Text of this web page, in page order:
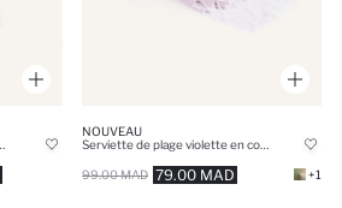
NOUVEAU
79.00 MAD
99.00 MAD +1